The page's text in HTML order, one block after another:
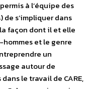
à l’équipe des
s’impliquer dans
façon dont il et elle
et le genre
un
autour de
le travail de CARE,